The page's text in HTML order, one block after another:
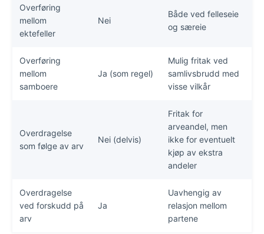
Overføring
mellom
ektefeller
Nei
Både ved felleseie
og særeie
Overføring
mellom
samboere
Ja (som regel)
Mulig fritak ved
samlivsbrudd med
visse vilkår
Overdragelse
som følge av arv
Nei (delvis)
Fritak for
arveandel, men
ikke for eventuelt
kjøp av ekstra
andeler
Overdragelse
ved forskudd på
arv
Ja
Uavhengig av
relasjon mellom
partene